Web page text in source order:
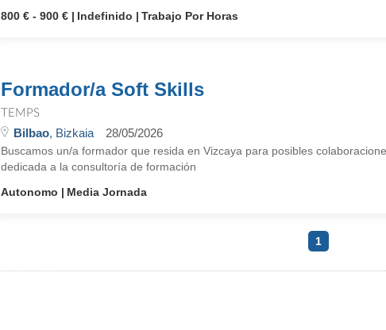
800 € - 900 € Indefinido Trabajo Por Horas
Formador/a Soft Skills
TEMPS
Bilbao, Bizkaia 28/05/2026
Buscamos un/a formador que resida en Vizcaya para posibles
dedicada a la consultoría de formación
Autonomo
Media Jornada
1